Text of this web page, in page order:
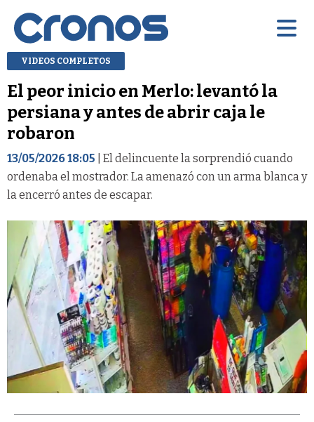
VIDEOS COMPLETOS
El peor inicio en Merlo: levantó la
persiana y antes de abrir caja le
robaron
13/05/2026 18:05 | El delincuente la sorprendió cuando
ordenaba el mostrador. La amenazó con un arma blanca y
la encerró antes de escapar.